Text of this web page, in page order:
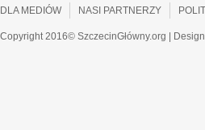
DLA MEDIÓW NASI PARTNERZY
Copyright 2016© SzczecinGłówny.org |